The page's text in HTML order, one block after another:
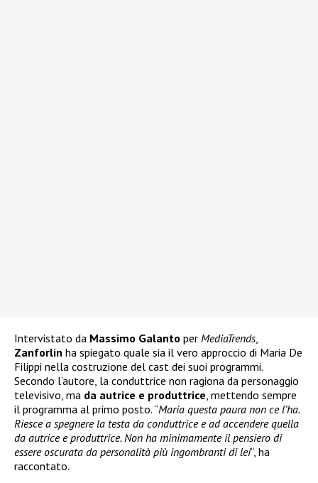
Intervistato da Massimo Galanto per MediaTrends,
Zanforlin ha spiegato quale sia il vero approccio di Maria De
Filippi nella costruzione del cast dei suoi programmi.
Secondo l’autore, la conduttrice non ragiona da personaggio
televisivo, ma da autrice e produttrice , mettendo sempre
il programma al primo posto. “Maria questa paura non ce l’ha.
Riesce a spegnere la testa da conduttrice e ad accendere quella
da autrice e produttrice. Non ha minimamente il pensiero di
essere oscurata da personalità più ingombranti di lei“, ha
raccontato.